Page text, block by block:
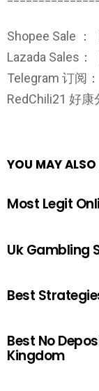
Shopee Sale ：
Lazada Sales：
Telegram 订阅
RedChili21 好康
YOU MAY ALSO
Most Legit
Uk Gambling
Best
Best No
Kingdom